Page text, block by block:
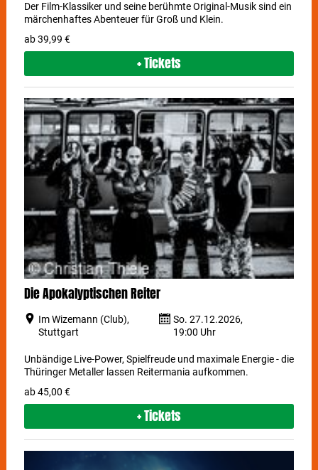
Der Film-Klassiker und seine berühmte Original-Musik sind ein
märchenhaftes Abenteuer für Groß und Klein.
ab 39,99 €
+ Tickets
Die Apokalyptischen Reiter
Im Wizemann (Club),
Stuttgart
So. 27.12.2026,
19:00 Uhr
Unbändige Live-Power, Spielfreude und maximale Energie - die
Thüringer Metaller lassen Reitermania aufkommen.
ab 45,00 €
+ Tickets